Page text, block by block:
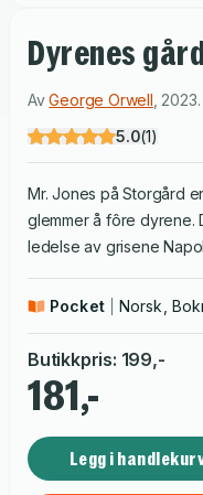
Dyrenes
AvGeorge Orwell 2023.
5.0(1)
Mr. Jones på Storgård
glemmer å fôre
ledelse av grisene
De nye lederne på den
slik at alle på fire bein
hvert som tiden går,
helt uventet kommer
korrumperende kraft, en
like brennaktuell.
Pocket Norsk,
Butikkpris: 199,-
181,-
Legg i